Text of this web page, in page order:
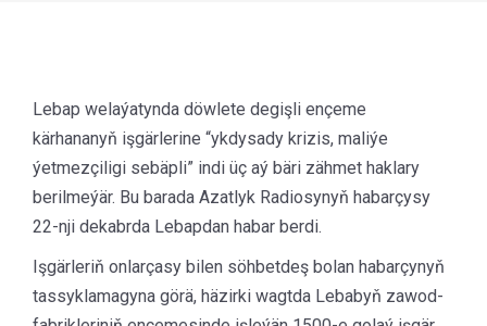
Lebap welaýatynda döwlete degişli ençeme
kärhananyň işgärlerine “ykdysady krizis, maliýe
ýetmezçiligi sebäpli” indi üç aý bäri zähmet haklary
berilmeýär. Bu barada Azatlyk Radiosynyň habarçysy
22-nji dekabrda Lebapdan habar berdi.
Işgärleriň onlarçasy bilen söhbetdeş bolan habarçynyň
tassyklamagyna görä, häzirki wagtda Lebabyň zawod-